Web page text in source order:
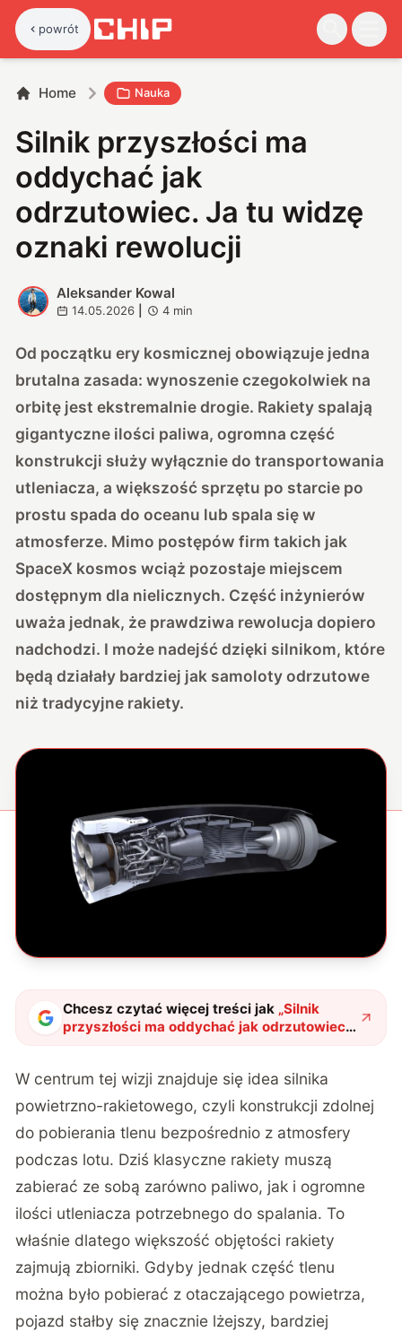
powrót
Home Nauka
Silnik przyszłości ma
oddychać jak
odrzutowiec. Ja tu widzę
oznaki rewolucji
A
Aleksander Kowal
14.05.2026 4 min
Od początku ery kosmicznej obowiązuje jedna
brutalna zasada: wynoszenie czegokolwiek na
orbitę jest ekstremalnie drogie. Rakiety spalają
gigantyczne ilości paliwa, ogromna część
konstrukcji służy wyłącznie do transportowania
utleniacza, a większość sprzętu po starcie po
prostu spada do oceanu lub spala się w
atmosferze. Mimo postępów firm takich jak
SpaceX kosmos wciąż pozostaje miejscem
dostępnym dla nielicznych. Część inżynierów
uważa jednak, że prawdziwa rewolucja dopiero
nadchodzi. I może nadejść dzięki silnikom, które
będą działały bardziej jak samoloty odrzutowe
niż tradycyjne rakiety.
Chcesz czytać więcej treści jak „Silnik
przyszłości ma oddychać jak odrzutowiec.
Ja tu widzę oznaki rewolucji"?
W centrum tej wizji znajduje się idea silnika
powietrzno-rakietowego, czyli konstrukcji zdolnej
do pobierania tlenu bezpośrednio z atmosfery
podczas lotu. Dziś klasyczne rakiety muszą
zabierać ze sobą zarówno paliwo, jak i ogromne
ilości utleniacza potrzebnego do spalania. To
właśnie dlatego większość objętości rakiety
zajmują zbiorniki. Gdyby jednak część tlenu
można było pobierać z otaczającego powietrza,
pojazd stałby się znacznie lżejszy, bardziej